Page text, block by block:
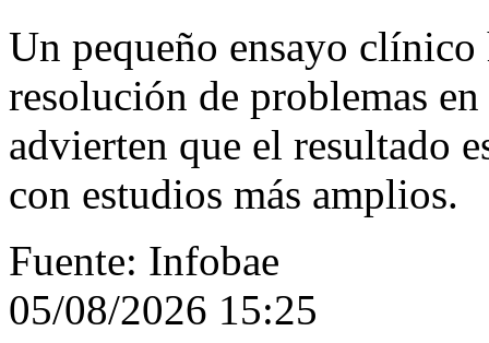
Un pequeño ensayo
resolución de problemas
advierten que el resultado
con estudios más amplios.
Fuente: Infobae
05/08/2026 15:25